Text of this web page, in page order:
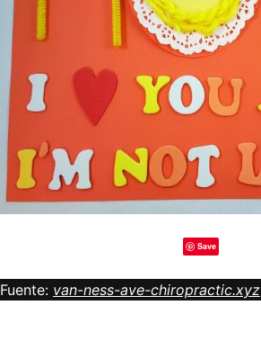
Save
Fuente: van-ness-ave-chiropractic.xyz